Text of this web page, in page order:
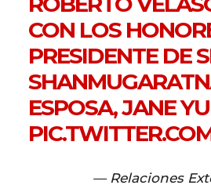
CON LOS
PRESIDENTE DE
ESPOSA, JANE
— Relaciones